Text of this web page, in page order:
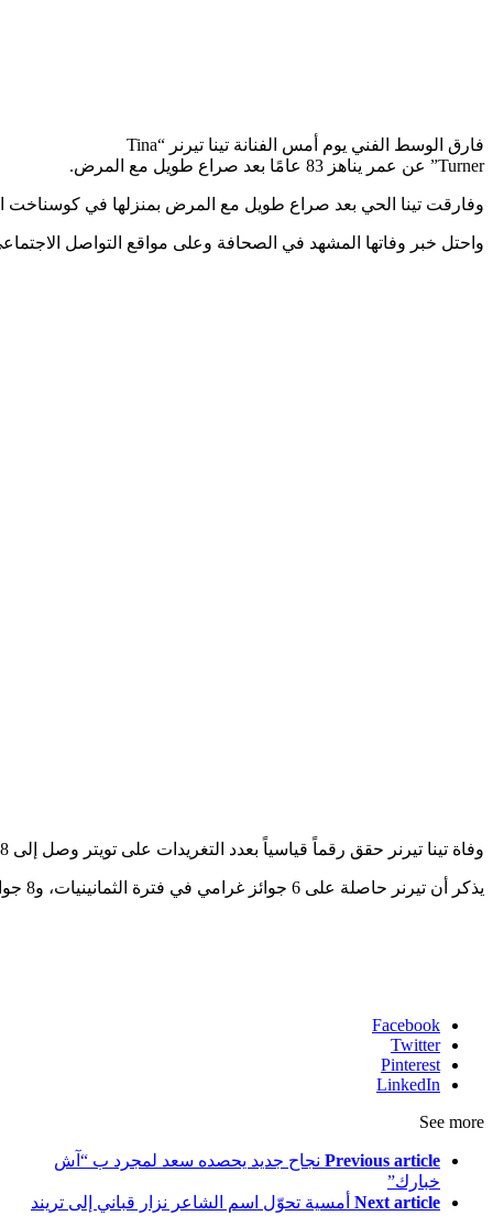
فارق الوسط الفني يوم أمس الفنانة تينا تيرنر “Tina
Turner” عن عمر يناهز 83 عامًا بعد صراع طويل مع المرض.
وفارقت تينا الحي بعد صراع طويل مع المرض بمنزلها في كوسناخت
واحتل خبر وفاتها المشهد في الصحافة وعلى مواقع التواصل
وفاة تينا تيرنر حقق رقماً قياسياً بعدد التغريدات على تويتر وصل إلى 1,18 مليون تغريدة في الساعات القليلة الماضية.
يذكر أن تيرنر حاصلة على 6 جوائز غرامي في فترة الثمانينيات، و8 جوائز غرامي على مدار تاريخها.
Facebook
Twitter
Pinterest
LinkedIn
See more
Previous article نجاح جديد يحصده سعد لمجرد ب “آش
خبارك”
Next article أمسية تحوّل اسم الشاعر نزار قباني إلى تريند